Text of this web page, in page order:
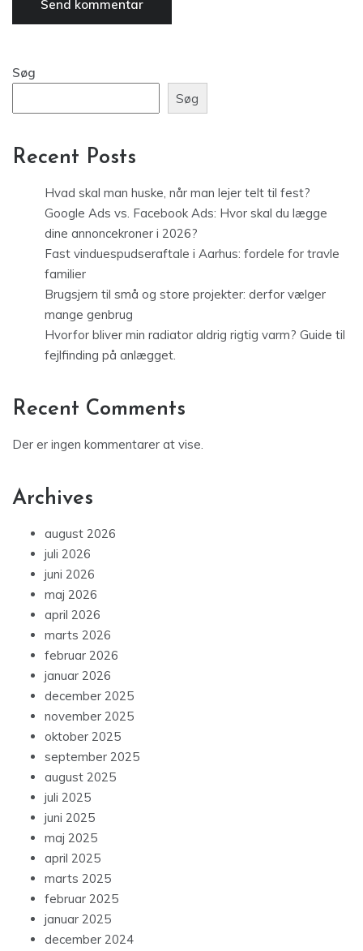
Søg
Søg
Recent Posts
Hvad skal man huske, når man lejer telt til fest?
Google Ads vs. Facebook Ads: Hvor skal du lægge
dine annoncekroner i 2026?
Fast vinduespudseraftale i Aarhus: fordele for travle
familier
Brugsjern til små og store projekter: derfor vælger
mange genbrug
Hvorfor bliver min radiator aldrig rigtig varm? Guide til
fejlfinding på anlægget.
Recent Comments
Der er ingen kommentarer at vise.
Archives
august 2026
juli 2026
juni 2026
maj 2026
april 2026
marts 2026
februar 2026
januar 2026
december 2025
november 2025
oktober 2025
september 2025
august 2025
juli 2025
juni 2025
maj 2025
april 2025
marts 2025
februar 2025
januar 2025
december 2024